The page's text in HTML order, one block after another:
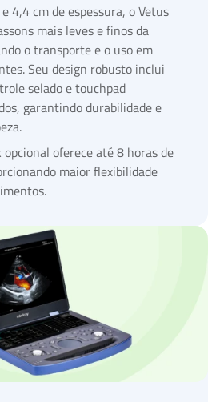
4,4 cm de espessura, o Vetus
mais leves e finos da
o transporte e o uso em
Seu design robusto inclui
selado e touchpad
garantindo durabilidade e
oferece até 8 horas de
maior flexibilidade